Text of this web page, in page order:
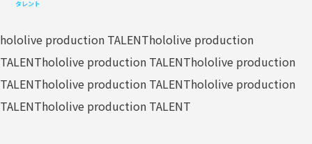
タレント
hololive production TALENThololive production
TALENThololive production TALENThololive production
TALENThololive production TALENThololive production
TALENThololive production TALENT